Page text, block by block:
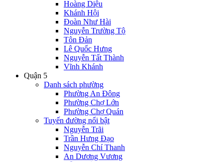
Hoàng Diệu
Khánh Hội
Đoàn Như Hài
Nguyễn Trường Tộ
Tôn Đản
Lê Quốc Hưng
Nguyễn Tất Thành
Vĩnh Khánh
Quận 5
Danh sách phường
Phường An Đông
Phường Chợ Lớn
Phường Chợ Quán
Tuyến đường nổi bật
Nguyễn Trãi
Trần Hưng Đạo
Nguyễn Chí Thanh
An Dương Vương